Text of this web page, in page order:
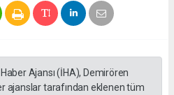
Ajansı (İHA), Demirören
ajanslar tarafından eklenen tüm